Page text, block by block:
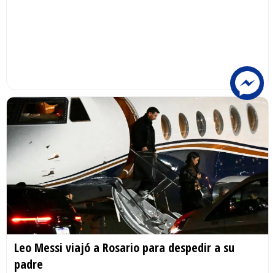
Leo Messi viajó a Rosario para despedir a su
padre